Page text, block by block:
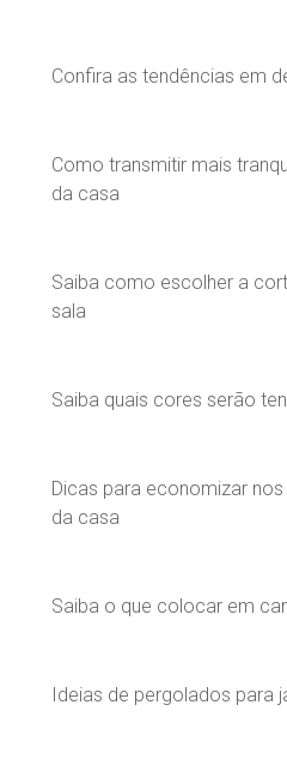
Confira as tendências em
Como transmitir mais
da casa
Saiba como escolher a
sala
Saiba quais cores serão
Dicas para economizar
da casa
Saiba o que colocar em
Ideias de pergolados para